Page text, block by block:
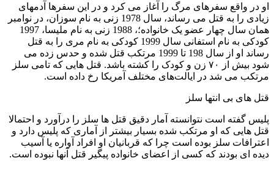
او در واقع سفرهای مرگ را آغاز می کرد و در این سفرها آدمهای
زیادی را به قتل می رساند، سال 1978 زنی به نام سوزان، در نوامبر
همان سال چهار عضو یک خانواده؛، 1988 زنی به نام ملیسا، 1997
کودکی به نام استفانی سال 1999 کودکی به نام مری را به قتل
رساند او از سال 198 تا 1999 مرتکب قتل شده و حدس زده می
شود بیش از ۷۰ زن و کودک را کشته باشد. قتل هایی که تامی سلز
مرتکب می شد در ایالت‌های مختلف آمریکا رخ داده است.
قتل های بی انتها سلز
پلیس گفته است نتوانسته آمار دقیق قتل ها سلز را درآورد و احتمالا
قتل هایی که او مرتکب شده بسیار بیشتر از آماری که پلیس دارد و
اعترافات سلز بوده است چرا که قربانیان او افراد آواره یا آسیب
دیده ای بودند که کسی از اعضای خانواده پیگیر قتل آنها نبوده است.